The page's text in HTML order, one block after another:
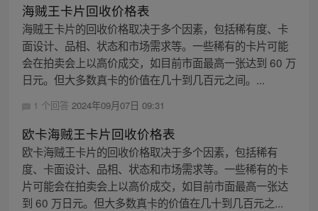
海贼王卡片回收价格表
海贼王卡片的回收价格取决于多个因素，包括稀有度、卡
面设计、品相、状态和市场需求等。一些稀有的卡片可能
会在拍卖会上以高价成交，如目前市面最高一张达到 60 万
日元。但大多数真卡的价值在几十到几百元之间。...
1 个回答 2024年09月07日 09:31
欧卡海贼王卡片回收价格表
欧卡海贼王卡片的回收价格取决于多个因素，包括稀有
度、卡面设计、品相、状态和市场需求等。一些稀有的卡
片可能会在拍卖会上以高价成交，如目前市面最高一张达
到 60 万日元。但大多数真卡的价值在几十到几百元之...